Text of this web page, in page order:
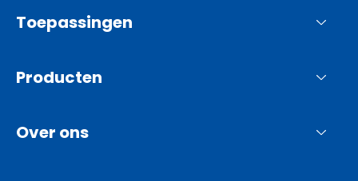
Toepassingen
Producten
Over ons